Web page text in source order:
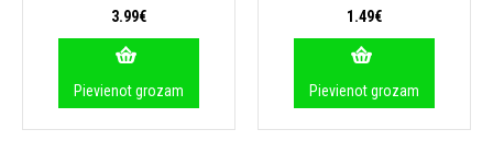
3.99€
Pievienot grozam
1.49€
Pievienot grozam